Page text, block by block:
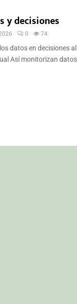
y decisiones
0 74
datos en decisiones
Así monitorizan